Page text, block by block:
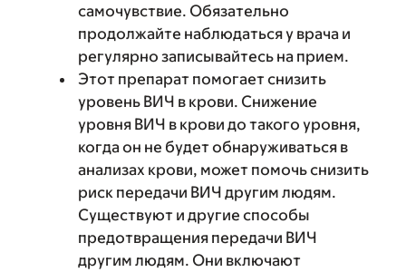
самочувствие. Обязательно
продолжайте наблюдаться у врача и
регулярно записывайтесь на прием.
Этот препарат помогает снизить
уровень ВИЧ в крови. Снижение
уровня ВИЧ в крови до такого уровня,
когда он не будет обнаруживаться в
анализах крови, может помочь снизить
риск передачи ВИЧ другим людям.
Существуют и другие способы
предотвращения передачи ВИЧ
другим людям. Они включают